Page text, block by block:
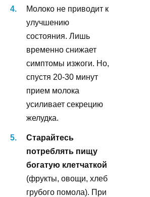
Молоко не приводит к
улучшению
состояния. Лишь
временно снижает
симптомы изжоги. Но,
спустя 20-30 минут
прием молока
усиливает секрецию
желудка.
Старайтесь
потреблять пищу
богатую клетчаткой
(фрукты, овощи, хлеб
грубого помола). При